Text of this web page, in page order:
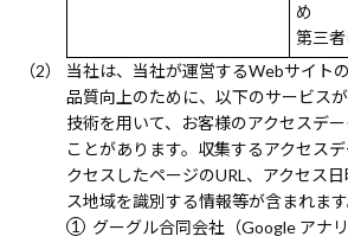
め
第三
当社は、当社が運営するWebサイト
品質向上のために、以下のサービス
技術を用いて、お客様のアクセスデ
ことがあります。収集するアクセス
クセスしたページのURL、アクセス
ス地域を識別する情報等が含まれます
グーグル合同会社（Google アナ